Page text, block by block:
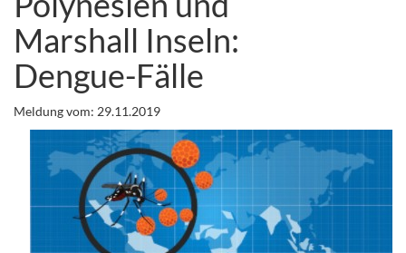
Marshall Inseln:
Dengue-Fälle
Meldung vom: 29.11.2019